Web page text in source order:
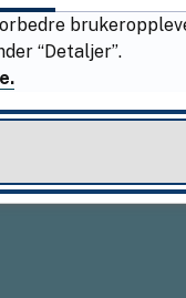
“Detaljer”.